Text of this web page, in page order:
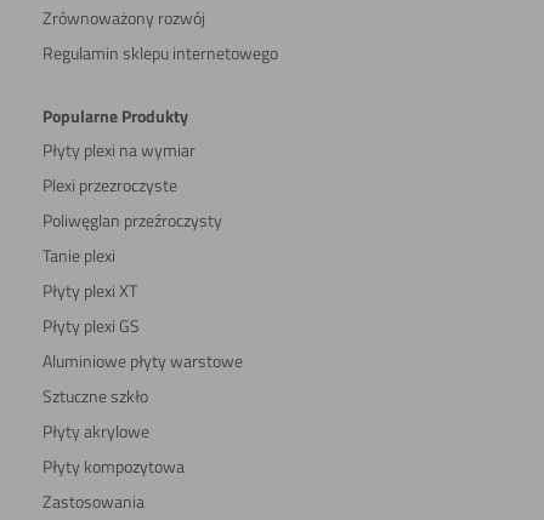
Zrównoważony rozwój
Regulamin sklepu internetowego
Popularne Produkty
Płyty plexi na wymiar
Plexi przezroczyste
Poliwęglan przeźroczysty
Tanie plexi
Płyty plexi XT
Płyty plexi GS
Aluminiowe płyty warstowe
Sztuczne szkło
Płyty akrylowe
Płyty kompozytowa
Zastosowania